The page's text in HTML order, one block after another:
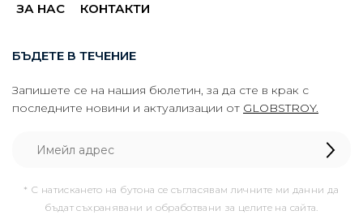
ЗА НАС КОНТАКТИ
БЪДЕТЕ В ТЕЧЕНИЕ
Запишете се на нашия бюлетин, за да сте в крак с
последните новини и актуализации от GLOBSTROY.
* С натискането на бутона се съгласявам личните ми данни да
бъдат съхранявани и обработвани за целите на сайта.